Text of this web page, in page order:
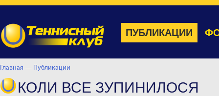
ПУБЛИКАЦИИ
Главная — Публикации
КОЛИ ВСЕ ЗУПИНИЛОСЯ